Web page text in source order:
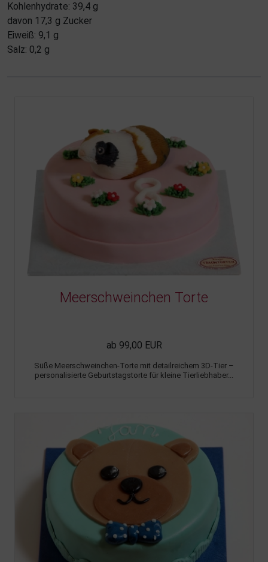
Kohlenhydrate: 39,4 g
davon 17,3 g Zucker
Eiweiß: 9,1 g
Salz: 0,2 g
Meerschweinchen Torte
ab 99,00 EUR
Süße Meerschweinchen-Torte mit detailreichem 3D-Tier –
personalisierte Geburtstagstorte für kleine Tierliebhaber...